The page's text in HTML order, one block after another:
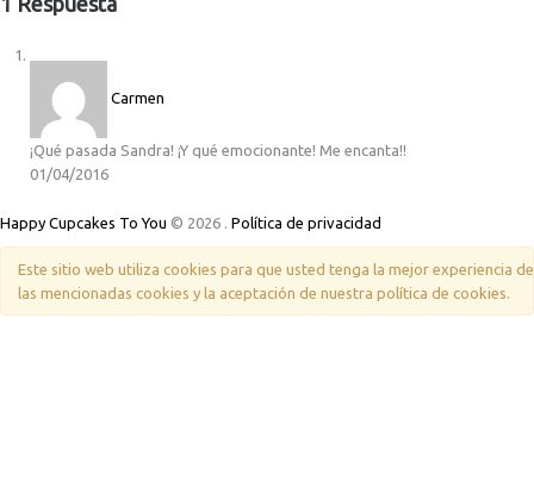
Carmen
¡Qué pasada Sandra! ¡Y qué emocionante! Me encanta!!
01/04/2016
Happy Cupcakes To You © 2026 Política de privacidad
Este sitio web utiliza cookies para que usted tenga la mejor experiencia
las mencionadas cookies y la aceptación de nuestra política de cookies.